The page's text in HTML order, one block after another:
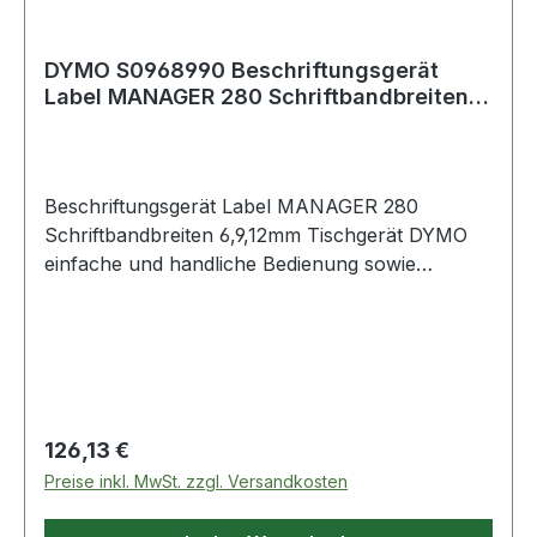
DYMO S0968990 Beschriftungsgerät
Label MANAGER 280 Schriftbandbreiten
Beschriftungsgerät Label MANAGER 280
Schriftbandbreiten 6,9,12mm Tischgerät DYMO
einfache und handliche Bedienung sowie
Abschaltautomatik · Mit wiederaufladbarem
Lithium-Ionen Akku inkl. Ladeadapter PC-
Anbindung über USB-Anschluss
Systemanforderung: Windows Vista /7/8/XP,
Regulärer Preis:
126,13 €
Preise inkl. MwSt. zzgl. Versandkosten